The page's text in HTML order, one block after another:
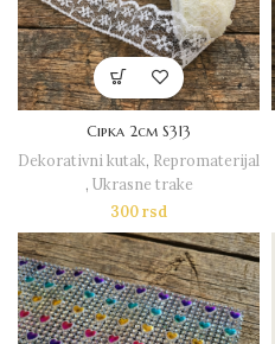
Cipka 2cm S313
Dekorativni kutak, Repromaterijal
, Ukrasne trake
300rsd